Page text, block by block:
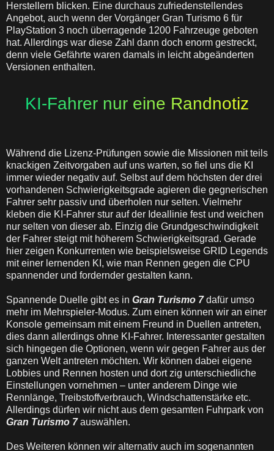
Herstellern blicken. Eine durchaus zufriedenstellendes
Angebot, auch wenn der Vorgänger Gran Turismo 6 für
PlayStation 3 noch überragende 1200 Fahrzeuge geboten
hat. Allerdings war diese Zahl dann doch enorm gestreckt,
denn viele Gefährte waren damals in leicht abgeänderten
Versionen enthalten.
KI-Fahrer nur eine Randnotiz
Während die Lizenz-Prüfungen sowie die Missionen mit teils
knackigen Zeitvorgaben auf uns warten, so fiel uns die KI
immer wieder negativ auf. Selbst auf dem höchsten der drei
vorhandenen Schwierigkeitsgrade agieren die gegnerischen
Fahrer sehr passiv und überholen nur selten. Vielmehr
kleben die KI-Fahrer stur auf der Ideallinie fest und weichen
nur selten von dieser ab. Einzig die Grundgeschwindigkeit
der Fahrer steigt mit höherem Schwierigkeitsgrad. Gerade
hier zeigen Konkurrenten wie beispielsweise GRID Legends
mit einer lernenden KI, wie man Rennen gegen die CPU
spannender und fordernder gestalten kann.
Spannende Duelle gibt es in Gran Turismo 7 dafür umso
mehr im Mehrspieler-Modus. Zum einen können wir an einer
Konsole gemeinsam mit einem Freund in Duellen antreten,
dies dann allerdings ohne KI-Fahrer. Interessanter gestalten
sich hingegen die Optionen, wenn wir gegen Fahrer aus der
ganzen Welt antreten möchten. Wir können dabei eigene
Lobbies und Rennen hosten und dort zig unterschiedliche
Einstellungen vornehmen – unter anderem Dinge wie
Rennlänge, Treibstoffverbrauch, Windschattenstärke etc.
Allerdings dürfen wir nicht aus dem gesamten Fuhrpark von
Gran Turismo 7auswählen.
Des Weiteren können wir alternativ auch im sogenannten